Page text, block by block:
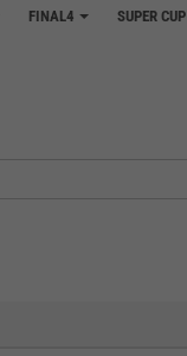
FINAL4 SUPER CUP